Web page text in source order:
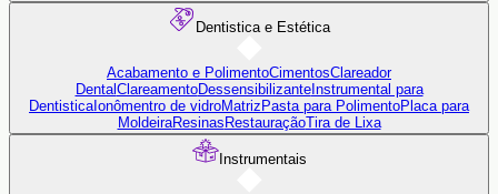
Dentistica e Estética
Acabamento e PolimentoCimentosClareador
Dental ClareamentoDessensibilizanteInstrumental para
Dentistica Ionômentro de vidroMatriz Pasta para PolimentoPlaca para
MoldeiraResinas RestauraçãoTira de Lixa
Instrumentais